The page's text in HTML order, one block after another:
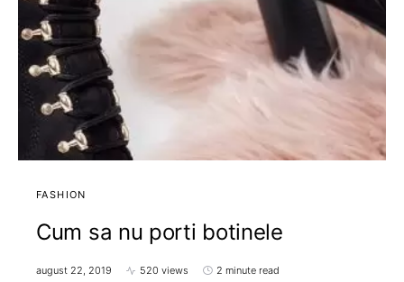
FASHION
Cum sa nu porti botinele
august 22, 2019 520 views 2 minute read